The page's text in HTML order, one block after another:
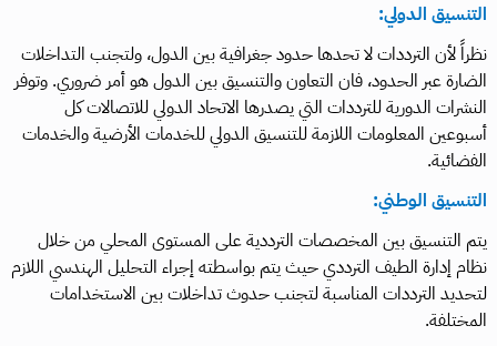
التنسيق الدولي:
نظراً لأن الترددات لا تحدها حدود جغرافية بين الدول، ولتجنب التداخلات
الضارة عبر الحدود، فان التعاون والتنسيق بين الدول هو أمر ضروري. وتوفر
النشرات الدورية للترددات التي يصدرها الاتحاد الدولي للاتصالات كل
أسبوعين المعلومات اللازمة للتنسيق الدولي للخدمات الأرضية والخدمات
الفضائية.
التنسيق الوطني:
يتم التنسيق بين المخصصات الترددية على المستوى المحلي من خلال
نظام إدارة الطيف الترددي حيث يتم بواسطته إجراء التحليل الهندسي اللازم
لتحديد الترددات المناسبة لتجنب حدوث تداخلات بين الاستخدامات
المختلفة.